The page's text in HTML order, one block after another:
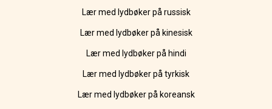
Lær med lydbøker på russisk
Lær med lydbøker på kinesisk
Lær med lydbøker på hindi
Lær med lydbøker på tyrkisk
Lær med lydbøker på koreansk